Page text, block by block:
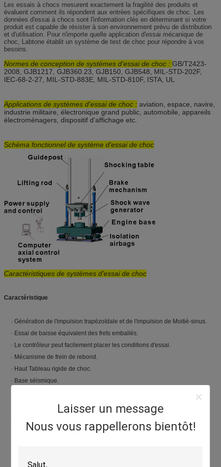
Laisser un message
Nous vous rappellerons bientôt!
Les essais à chocs mesurent exactement la fragilité des produits et
évaluent comment ils répondent aux entrées spécifiques de choc. Les
données d'essai à chocs sont l'information clés en déterminant si votre
produit est capable de résister à son environnement prévu de distribution
et d'utilisation. Pour n'importe quelle application d'essai mécanique de
choc, Labtone établit un système de test de choc pour répondre à vos
besoins.
Normes de conception de systèmes d'essai de choc : GB/T2423-
2008, GJB1217, GJB360.23, GJB150, GJB548, MIL-STD-202F,
IEC-68-2-27, MIL-STD-883E, MIL-STD-810F, ISTA, UL
Applications de systèmes d'essaide choc : aviation, espace, navire,
industrie militaire, électronique grand public, automobile, appareils
électroménagers, dispositif d'affichage etc.
Schéma fonctionnel de système d'essai de choc
Caractéristiques de systèmes d'essaide choc
Caractéristique
· Génération de l'impulsion trapézoïdale et de l'impulsion de Moitié-sinus.
· Essai de baisse équivalent des frets emballés.
· Le contrôleur peut facilement placer les conditions d'essai.
· Mécanisme de frein de rebond.
· Haut Tableau rigide de choc.
· Base séismique.
· Essai de fragilité pour des appareils photo numériques, des téléphones